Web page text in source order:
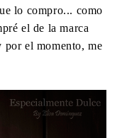
lo compro... como
el de la marca
por el momento, me